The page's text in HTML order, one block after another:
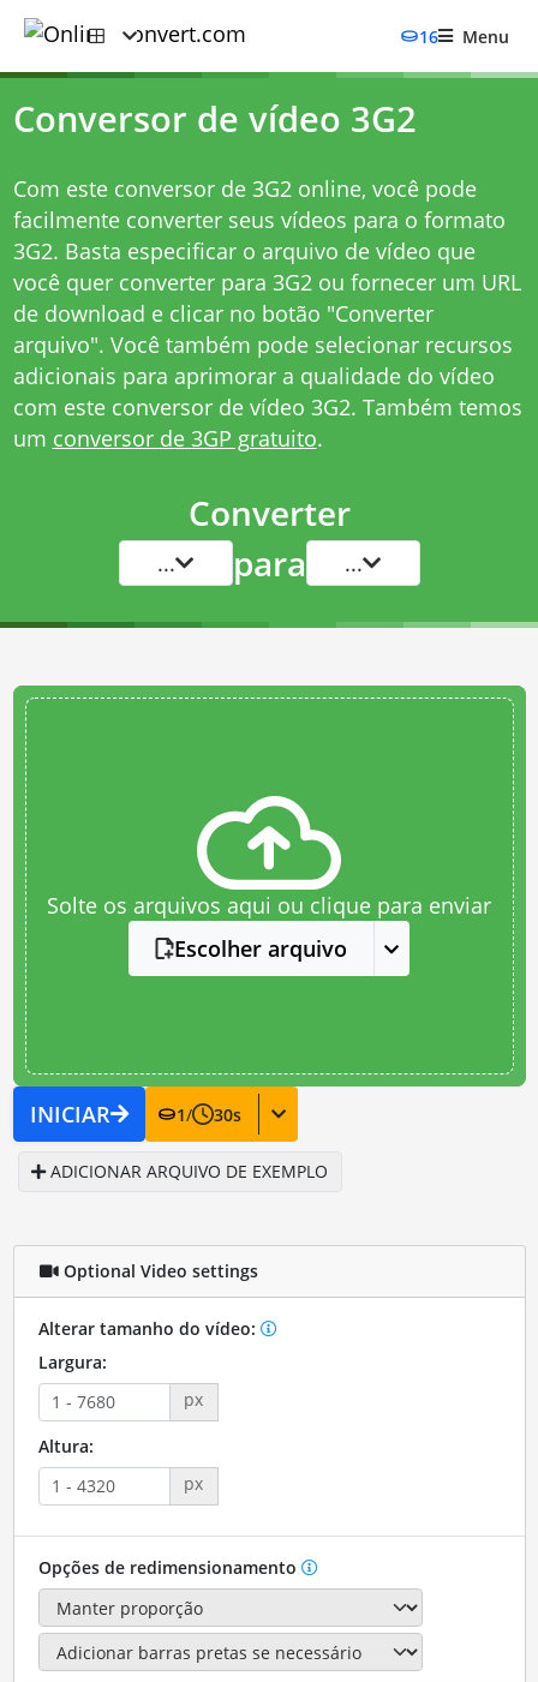
16 Menu
Conversor de vídeo 3G2
Com este conversor de 3G2 online, você pode
facilmente converter seus vídeos para o formato
3G2. Basta especificar o arquivo de vídeo que
você quer converter para 3G2 ou fornecer um URL
de download e clicar no botão "Converter
arquivo". Você também pode selecionar recursos
adicionais para aprimorar a qualidade do vídeo
com este conversor de vídeo 3G2. Também temos
um conversor de 3GP gratuito.
Converter
... para ...
Solte os arquivos aqui ou clique para enviar
Escolher arquivo
INICIAR 1/ 30s
ADICIONAR ARQUIVO DE EXEMPLO
Optional Video settings
Alterar tamanho do vídeo:
Largura:
px
Altura:
px
Opções de redimensionamento